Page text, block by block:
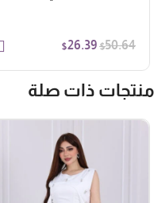
$50.64
$26.39
ذات صلة